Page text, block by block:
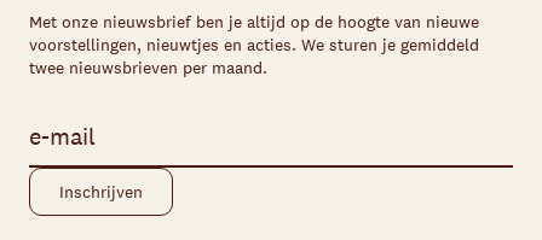
Met onze nieuwsbrief ben je altijd op de hoogte van nieuwe
voorstellingen, nieuwtjes en acties. We sturen je gemiddeld
twee nieuwsbrieven per maand.